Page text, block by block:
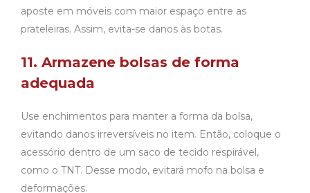
aposte em móveis com maior espaço entre as
prateleiras. Assim, evita-se danos às botas.
11. Armazene bolsas de forma
adequada
Use enchimentos para manter a forma da bolsa,
evitando danos irreversíveis no item. Então, coloque o
acessório dentro de um saco de tecido respirável,
como o TNT. Desse modo, evitará mofo na bolsa e
deformações.